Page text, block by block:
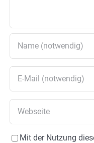
Mit der Nutzung